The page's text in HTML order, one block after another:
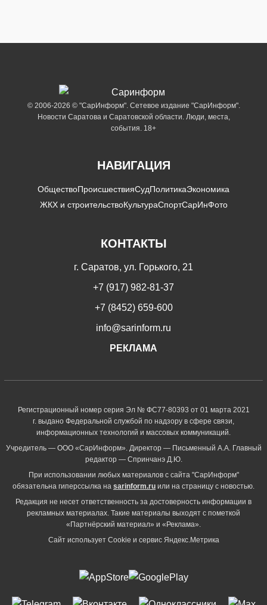
© 2006-2026 © "СарИнформ". Сетевое издание "СарИнформ".
Новости Саратова и Саратовской области. Люди, места,
события. 18+
НАВИГАЦИЯ
ОбществоПроисшествияСудПолитикаЭкономика
ЖКХ и строительствоКультураСпортСарИнФото
КОНТАКТЫ
г. Саратов, ул. Горького, 21
+7 (917) 982-81-37
+7 (8452) 659-600
info@sarinform.ru
РЕКЛАМА
Регистрационный номер серия Эл № ФС77-80393 от 01 марта 2021
г. выдано Федеральной службой по надзору в сфере связи,
информационных технологий и массовых коммуникаций.
Учредитель — ООО «СарИнформ». Директор — Письменный А.А. Главный
редактор — Спринчанэ Д.Ю.
При использовании любых материалов с сайта "СарИнформ"
обязательна гиперссылка на sarinform.ru или на страницу с новостью.
Редакция не несет ответственность за достоверность информации в
рекламных материалах. Такие материалы выходят с пометкой
«Партнёрский материал» и «Реклама».
Сайт использует Cookie и сервиc Яндекс.Метрика